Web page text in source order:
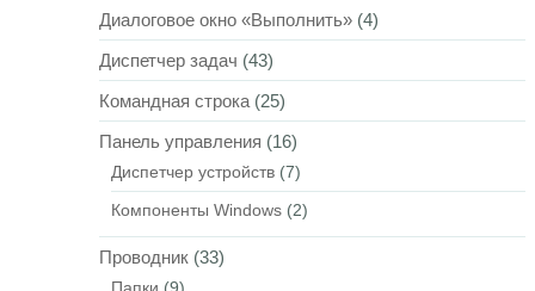
Диалоговое окно «Выполнить» (4)
Диспетчер задач (43)
Командная строка(25)
Панель управления (16)
Диспетчер устройств (7)
Компоненты Windows (2)
Проводник (33)